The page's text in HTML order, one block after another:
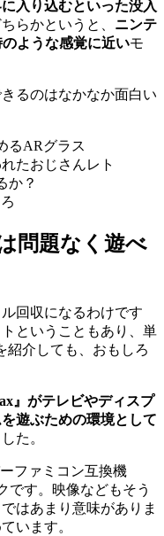
入り込むといった没入
らかというと、 ニンテ
ような感覚に近いモ
るのはなかなか面白い
問題なく遊べ
回収になるわけです
ということもあり、単
紹介しても、おもしろ
』がテレビやディスプ
遊ぶための環境として
た。
ファミコン互換機
です。映像などもそう
はあまり意味がありま
います。